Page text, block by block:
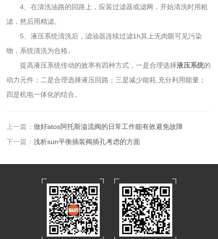
4、在清洗油路的回路上，应装过滤器或滤网，开始清洗时用粗
滤，然后用精滤。
5、液压系统清洗后，滤油器连续过滤1h其上无肉眼可见污染
物，系统清洗为合格。
提高液压系统传动的效率有四种方式，一是合理选择液压系统的
动力元件；二是合理选择液压回路；三是减少能耗,充分利用能量；
四是机电一体化的结合。
上一篇：做好atos阿托斯溢流阀的日常工作能有效避免故障
下一篇：浅析sun平衡插装阀插孔考虑的方面